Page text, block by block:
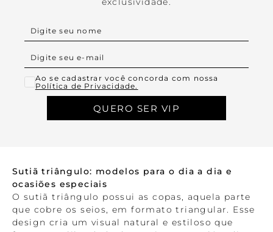
Ao se cadastrar você concorda com nossa
Política de Privacidade.
QUERO SER VIP
Sutiã triângulo: modelos para o dia a dia e
ocasiões especiais
O sutiã triângulo possui as copas, aquela parte
que cobre os seios, em formato triangular. Esse
design cria um visual natural e estiloso que